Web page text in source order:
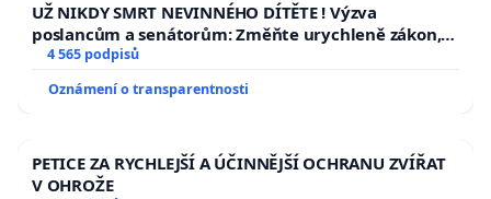
UŽ NIKDY SMRT NEVINNÉHO DÍTĚTE ! Výzva
poslancům a senátorům: Změňte urychleně zákon,
aby se tragédie malé Viktorky už nemohla opakovat!
4 565 podpisů
Oznámení o transparentnosti
PETICE ZA RYCHLEJŠÍ A ÚČINNĚJŠÍ OCHRANU ZVÍŘAT
V OHROŽE